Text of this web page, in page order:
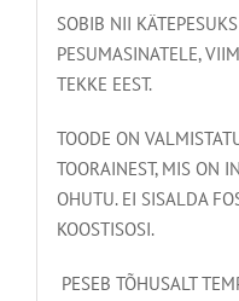
SOBIB NII
PESUMASINATELE,
TEKKE EEST.
TOODE ON
TOORAINEST, MIS ON
OHUTU. EI SISALDA
KOOSTISOSI.
PESEB TÕHUSALT